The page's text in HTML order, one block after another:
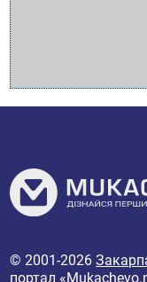
© 2001-2026
портал